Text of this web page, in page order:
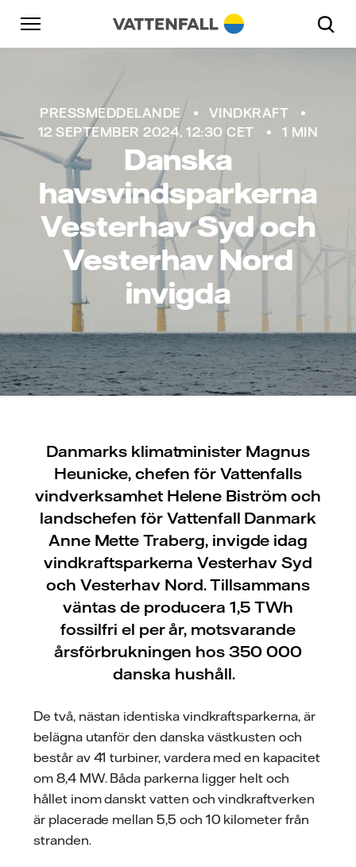
Skip to content
Gå till huvudnavigeringen
Gå till sidfoten
PRESSMEDDELANDE
VINDKRAFT
12 SEPTEMBER 2024, 12:30 CET
1 MIN
Danska
havsvindsparkerna
Vesterhav Syd och
Vesterhav Nord
invigda
Danmarks klimatminister Magnus
Heunicke, chefen för Vattenfalls
vindverksamhet Helene Biström och
landschefen för Vattenfall Danmark
Anne Mette Traberg, invigde idag
vindkraftsparkerna Vesterhav Syd
och Vesterhav Nord. Tillsammans
väntas de producera 1,5 TWh
fossilfri el per år, motsvarande
årsförbrukningen hos 350 000
danska hushåll.
De två, nästan identiska vindkraftsparkerna, är
belägna utanför den danska västkusten och
består av 41 turbiner, vardera med en kapacitet
om 8,4 MW. Båda parkerna ligger helt och
hållet inom danskt vatten och vindkraftverken
är placerade mellan 5,5 och 10 kilometer från
stranden.
Gå till huvudnavigeringen